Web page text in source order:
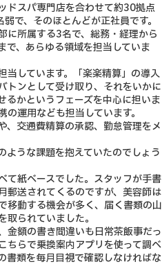
ドスパ専門店を合わせて約30拠点
で、そのほとんどが正社員です。
に所属する3名で、総務・経理から
で、あらゆる領域を担当していま
当しています。「楽楽精算」の導入
トンとして受け取り、それをいかに
るかというフェーズを中心に担いま
運用なども担当しています。
、交通費精算の承認、勤怠管理をメ
ような課題を抱えていたのでしょう
て紙ベースでした。スタッフが手書
送されてくるのですが、 美容師は
移動する機会が多く、届く書類の山
られていました。
金額の書き間違いも日常茶飯事だっ
らで乗換案内アプリを使って調べ
類を毎月目視で確認しなければな